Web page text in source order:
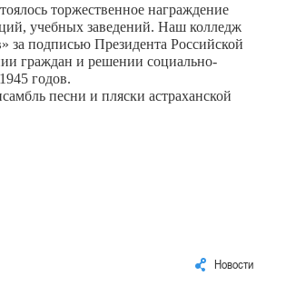
торжественное награждение
учебных заведений. Наш колледж
за подписью Президента Российской
граждан и решении социально-
годов.
песни и пляски астраханской
Новости